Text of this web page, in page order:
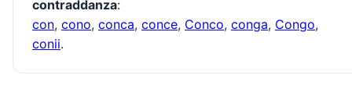
contraddanza:
con, cono, conca, conce, Conco, conga, Congo,
conii.